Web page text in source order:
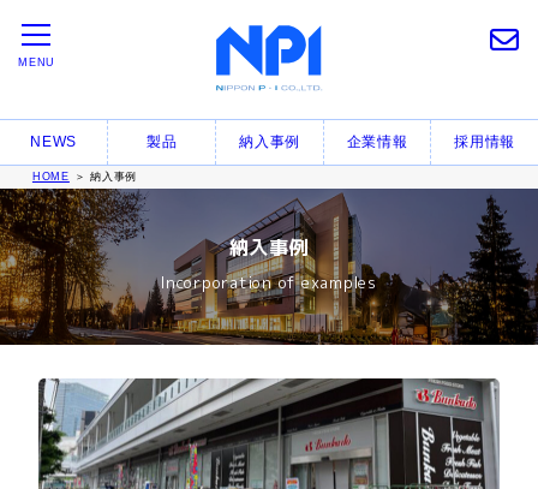
MENU
NEWS 製品 納入事例 企業情報 採用情報
HOME ＞ 納入事例
納入事例
Incorporation of examples